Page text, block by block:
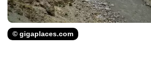
© gigaplaces.com